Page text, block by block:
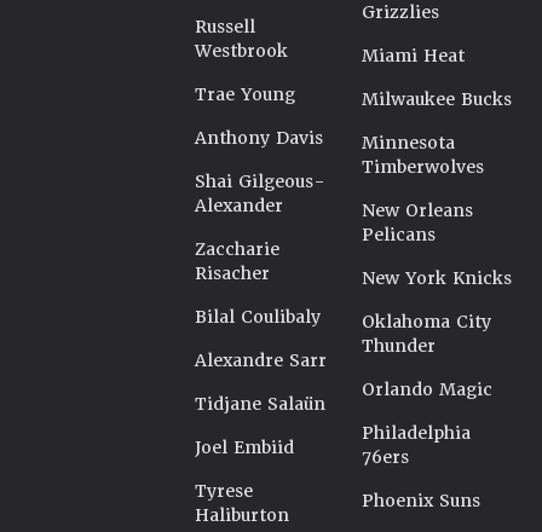
Russell
Westbrook
Trae Young
Anthony Davis
Shai Gilgeous-
Alexander
Zaccharie
Risacher
Bilal Coulibaly
Alexandre Sarr
Tidjane Salaün
Joel Embiid
Tyrese
Haliburton
Grizzlies
Miami Heat
Milwaukee Bucks
Minnesota
Timberwolves
New Orleans
Pelicans
New York Knicks
Oklahoma City
Thunder
Orlando Magic
Philadelphia
76ers
Phoenix Suns